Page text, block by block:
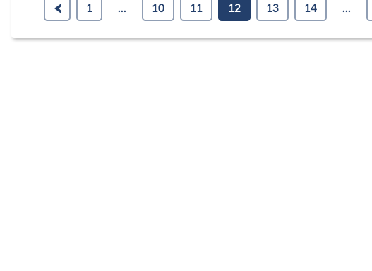
1 ... 10 11 12 13 14 ...